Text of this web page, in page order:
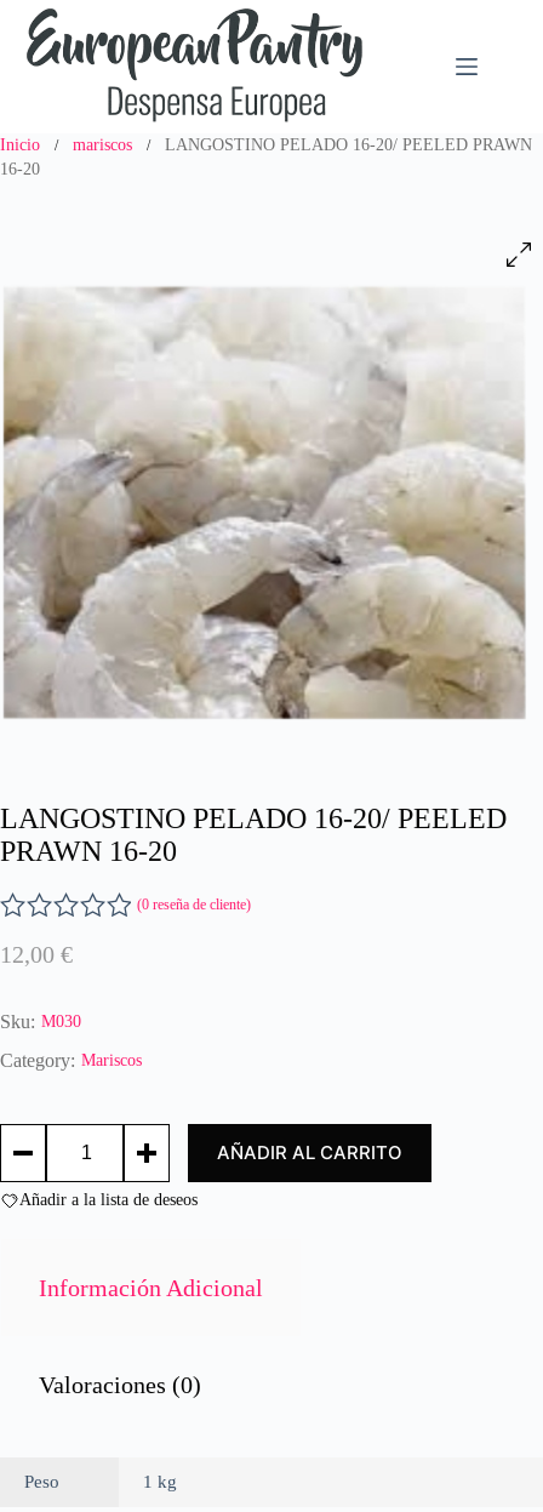
Saltar
contenido
Inicio / mariscos /
LANGOSTINO PELADO 16-20/ PEELED PRAWN
16-20
LANGOSTINO PELADO 16-20/ PEELED
PRAWN 16-20
V
a
o
a
n
0
(0 reseña de cliente)
12,00 €
Sku: M030
Category: Mariscos
PELADO
20/
cantidad
AÑADIR AL CARRITO
Añadir a la lista de deseos
Información Adicional
Valoraciones (0)
Peso 1 kg